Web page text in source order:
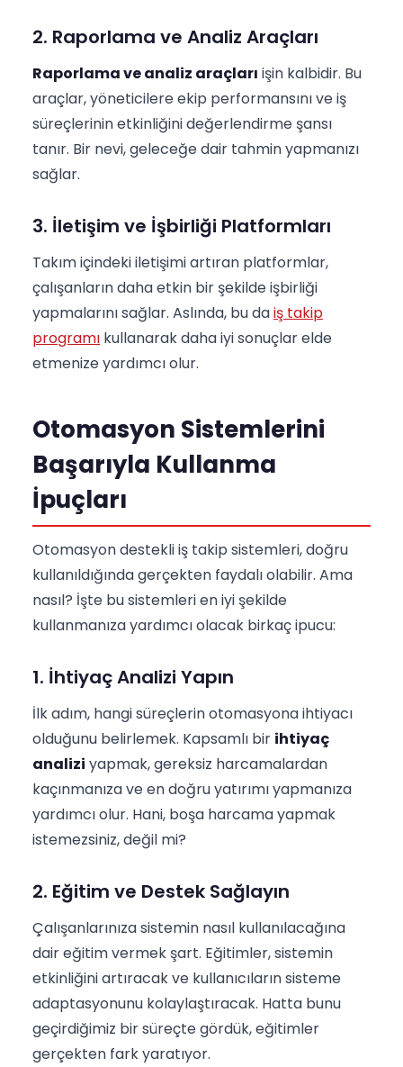
2. Raporlama ve Analiz Araçları
Raporlama ve analiz araçları işin kalbidir. Bu
araçlar, yöneticilere ekip performansını ve iş
süreçlerinin etkinliğini değerlendirme şansı
tanır. Bir nevi, geleceğe dair tahmin yapmanızı
sağlar.
3. İletişim ve İşbirliği Platformları
Takım içindeki iletişimi artıran platformlar,
çalışanların daha etkin bir şekilde işbirliği
yapmalarını sağlar. Aslında, bu daiş takip
programı kullanarak daha iyi sonuçlar elde
etmenize yardımcı olur.
Otomasyon Sistemlerini
Başarıyla Kullanma
İpuçları
Otomasyon destekli iş takip sistemleri, doğru
kullanıldığında gerçekten faydalı olabilir. Ama
nasıl? İşte bu sistemleri en iyi şekilde
kullanmanıza yardımcı olacak birkaç ipucu:
1. İhtiyaç Analizi Yapın
İlk adım, hangi süreçlerin otomasyona ihtiyacı
olduğunu belirlemek. Kapsamlı bir ihtiyaç
analizi yapmak, gereksiz harcamalardan
kaçınmanıza ve en doğru yatırımı yapmanıza
yardımcı olur. Hani, boşa harcama yapmak
istemezsiniz, değil mi?
2. Eğitim ve Destek Sağlayın
Çalışanlarınıza sistemin nasıl kullanılacağına
dair eğitim vermek şart. Eğitimler, sistemin
etkinliğini artıracak ve kullanıcıların sisteme
adaptasyonunu kolaylaştıracak. Hatta bunu
geçirdiğimiz bir süreçte gördük, eğitimler
gerçekten fark yaratıyor.